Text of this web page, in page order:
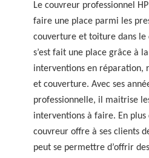
Le couvreur professionnel
faire une place parmi les
couverture et toiture dans le
s’est fait une place grâce à
interventions en réparation,
et couverture. Avec ses
professionnelle, il maitrise
interventions à faire. En
couvreur offre à ses clients
peut se permettre d’offrir